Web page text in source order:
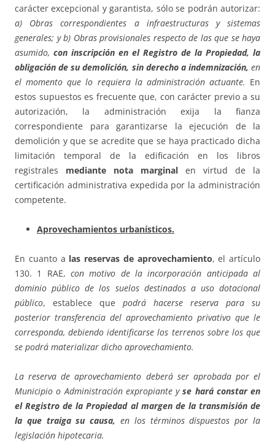
carácter excepcional y garantista, sólo se podrán autorizar:
a) Obras correspondientes a infraestructuras y sistemas
generales; y b) Obras provisionales respecto de las que se haya
asumido, con inscripción en el Registro de la Propiedad, la
obligación de su demolición, sin derecho a indemnización, en
el momento que lo requiera la administración actuante. En
estos supuestos es frecuente que, con carácter previo a su
autorización, la administración exija la fianza
correspondiente para garantizarse la ejecución de la
demolición y que se acredite que se haya practicado dicha
limitación temporal de la edificación en los libros
registrales mediante nota marginal en virtud de la
certificación administrativa expedida por la administración
competente.
Aprovechamientos urbanísticos.
En cuanto a las reservas de aprovechamiento, el artículo
130. 1 RAE, con motivo de la incorporación anticipada al
dominio público de los suelos destinados a uso dotacional
público, establece que podrá hacerse reserva para su
posterior transferencia del aprovechamiento privativo que le
corresponda, debiendo identificarse los terrenos sobre los que
se podrá materializar dicho aprovechamiento.
La reserva de aprovechamiento deberá ser aprobada por el
Municipio o Administración expropiante yse hará constar en
el Registro de la Propiedad al margen de la transmisión de
la que traiga su causa, en los términos dispuestos por la
legislación hipotecaria.